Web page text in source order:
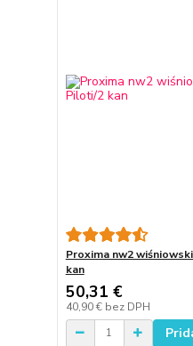
Proxima nw2
kan
50,31 €
40,90 € bez DPH